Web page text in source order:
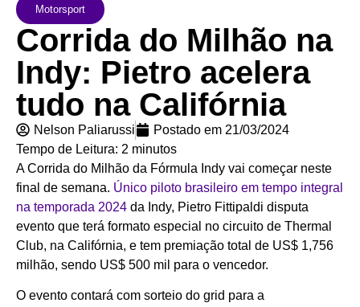
Motorsport
Corrida do Milhão na
Indy: Pietro acelera
tudo na Califórnia
Nelson Paliarussi Postado em 21/03/2024
Tempo de Leitura: 2 minutos
A Corrida do Milhão da Fórmula Indy vai começar neste
final de semana. Único piloto brasileiro em tempo integral
na temporada 2024 da Indy, Pietro Fittipaldi disputa
evento que terá formato especial no circuito de Thermal
Club, na Califórnia, e tem premiação total de US$ 1,756
milhão, sendo US$ 500 mil para o vencedor.
O evento contará com sorteio do grid para a